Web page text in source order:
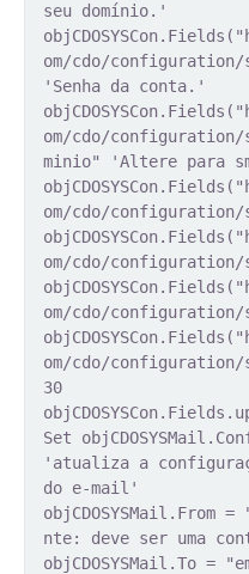
seu domínio.'
om/cdo/configuration/
'Senha da conta.'
om/cdo/configuration/
minio" 'Altere para
om/cdo/
om/cdo/configuration/
om/cdo/
om/cdo/configuration/
30
Set
'atualiza a
do e-mail'
objCDOSYSMail.From
nte: deve ser uma
objCDOSYSMail.To =